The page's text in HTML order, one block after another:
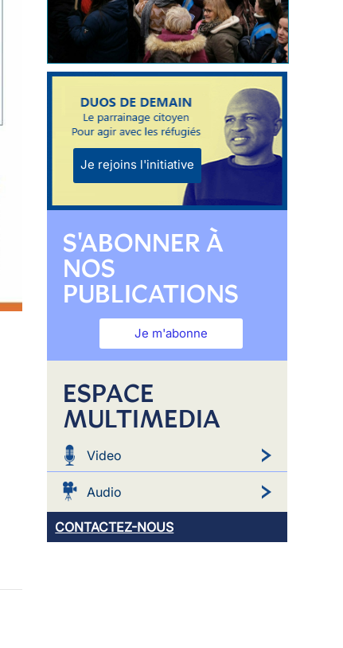
Je rejoins l'initiative
S'ABONNER À
NOS
PUBLICATIONS
Je m'abonne
ESPACE
MULTIMEDIA
Video
Audio
CONTACTEZ-NOUS